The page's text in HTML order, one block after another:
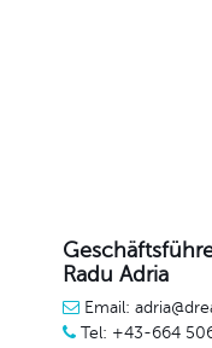
Radu Adria
Email:
Tel: +43-664